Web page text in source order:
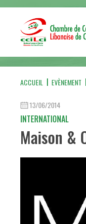
ACCUEIL EVÈNEMENT
13/06/2014
INTERNATIONAL
Maison &